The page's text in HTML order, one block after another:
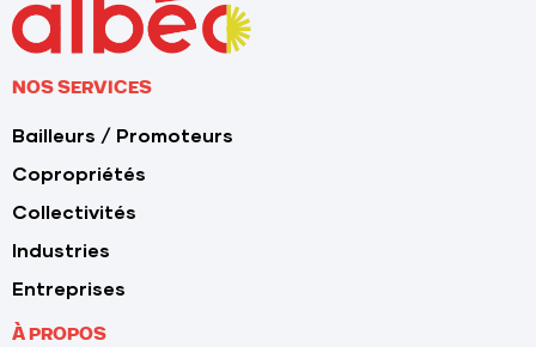
NOS SERVICES
Bailleurs / Promoteurs
Copropriétés
Collectivités
Industries
Entreprises
À PROPOS